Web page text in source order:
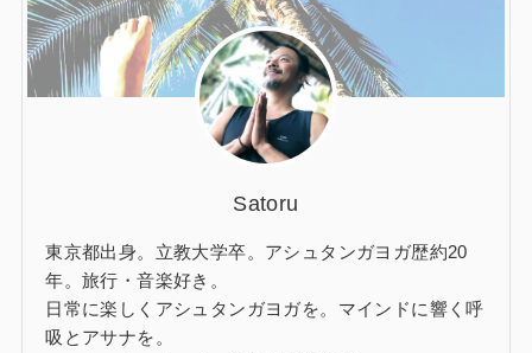
Satoru
東京都出身。立教大学卒。アシュタンガヨガ歴約20
年。旅行・音楽好き。
日常に楽しくアシュタンガヨガを。マインドに響く呼
吸とアサナを。